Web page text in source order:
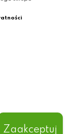
do
witryny i
Zaakceptuj